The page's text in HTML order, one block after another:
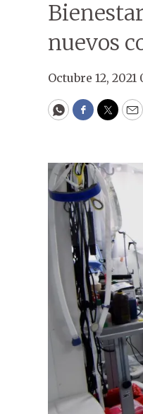
nuevos
Octubre 12, 2021
WhatsApp
Facebook